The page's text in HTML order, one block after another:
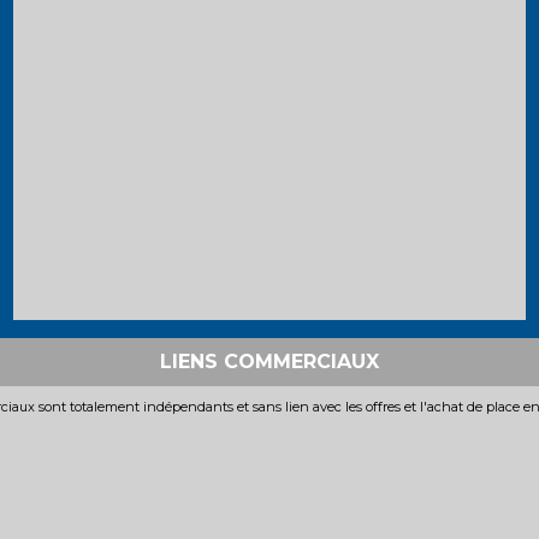
LIENS COMMERCIAUX
sont totalement indépendants et sans lien avec les offres et l'achat de place